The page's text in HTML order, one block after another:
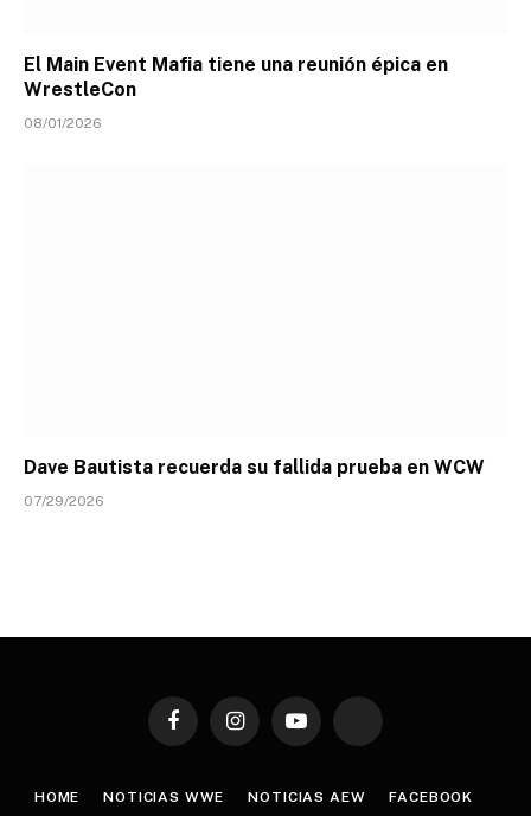
El Main Event Mafia tiene una reunión épica en
WrestleCon
08/01/2026
Dave Bautista recuerda su fallida prueba en WCW
07/29/2026
FacebookInstagramYouTube TikTok
HOME NOTICIAS WWE NOTICIAS AEW FACEBOOK